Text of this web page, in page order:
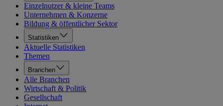
Einzelnutzer & kleine Teams
Unternehmen & Konzerne
Bildung & öffentlicher Sektor
Statistiken
Aktuelle Statistiken
Themen
Branchen
Alle Branchen
Wirtschaft & Politik
Gesellschaft